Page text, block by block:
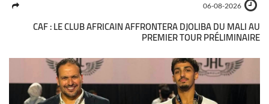
06-08-2026
CAF : LE CLUB AFRICAIN AFFRONTERA DJOLIBA DU MALI AU
PREMIER TOUR PRÉLIMINAIRE